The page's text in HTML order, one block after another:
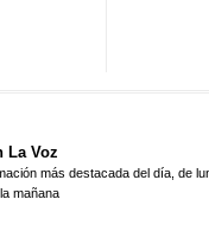
La Voz
más destacada del día, de
mañana